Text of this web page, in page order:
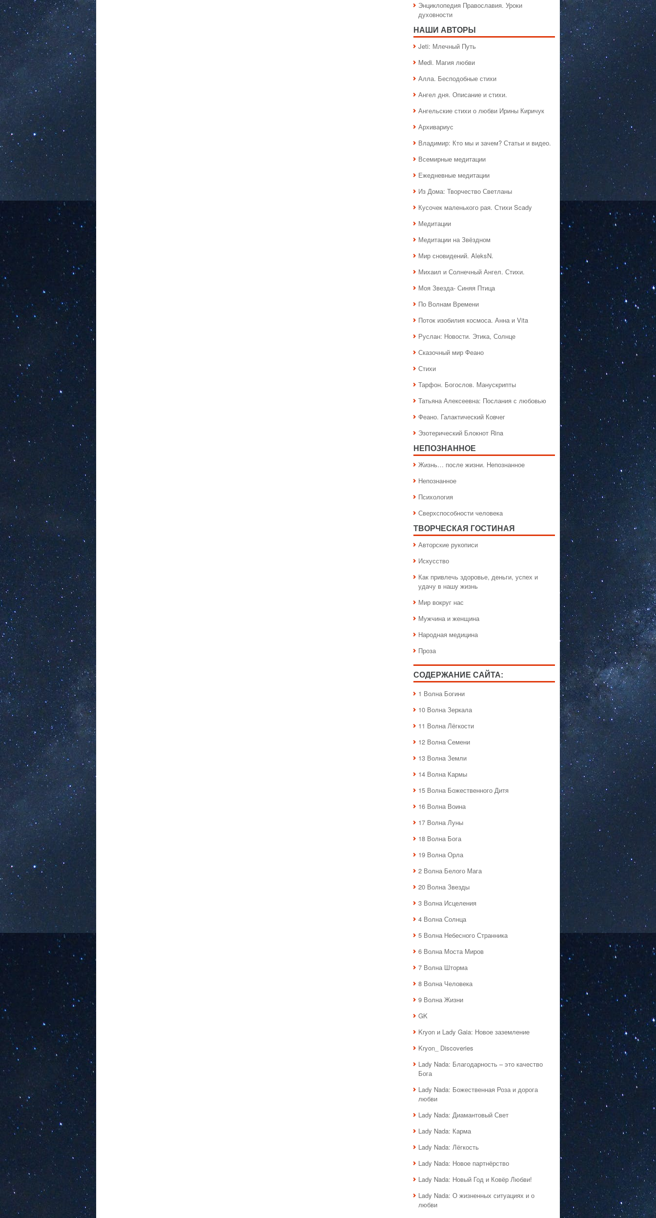
Энциклопедия Православия. Уроки
духовности
НАШИ АВТОРЫ
Jeti: Млечный Путь
Medi. Магия любви
Алла. Бесподобные стихи
Ангел дня. Описание и стихи.
Ангельские стихи о любви Ирины Киричук
Архивариус
Владимир: Кто мы и зачем? Статьи и видео.
Всемирные медитации
Ежедневные медитации
Из Дома: Творчество Светланы
Кусочек маленького рая. Стихи Scady
Медитации
Медитации на Звёздном
Мир сновидений. AleksN.
Михаил и Солнечный Ангел. Стихи.
Моя Звезда- Синяя Птица
По Волнам Времени
Поток изобилия космоса. Анна и Vita
Руслан: Новости. Этика, Солнце
Сказочный мир Феано
Стихи
Тарфон. Богослов. Манускрипты
Татьяна Алексеевна: Послания с любовью
Феано. Галактический Ковчег
Эзотерический Блокнот Rina
НЕПОЗНАННОЕ
Жизнь… после жизни. Непознанное
Непознанное
Психология
Сверхспособности человека
ТВОРЧЕСКАЯ ГОСТИНАЯ
Авторские рукописи
Искусство
Как привлечь здоровье, деньги, успех и
удачу в нашу жизнь
Мир вокруг нас
Мужчина и женщина
Народная медицина
Проза
СОДЕРЖАНИЕ САЙТА:
1 Волна Богини
10 Волна Зеркала
11 Волна Лёгкости
12 Волна Семени
13 Волна Земли
14 Волна Кармы
15 Волна Божественного Дитя
16 Волна Воина
17 Волна Луны
18 Волна Бога
19 Волна Орла
2 Волна Белого Мага
20 Волна Звезды
3 Волна Исцеления
4 Волна Солнца
5 Волна Небесного Странника
6 Волна Моста Миров
7 Волна Шторма
8 Волна Человека
9 Волна Жизни
GK
Kryon и Lady Gaia: Новое заземление
Kryon_ Discoveries
Lady Nada: Благодарность – это качество
Бога
Lady Nada: Божественная Роза и дорога
любви
Lady Nada: Диамантовый Свет
Lady Nada: Карма
Lady Nada: Лёгкость
Lady Nada: Новое партнёрство
Lady Nada: Новый Год и Ковёр Любви!
Lady Nada: О жизненных ситуациях и о
любви